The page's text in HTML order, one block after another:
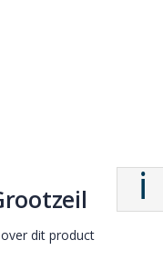
dit product